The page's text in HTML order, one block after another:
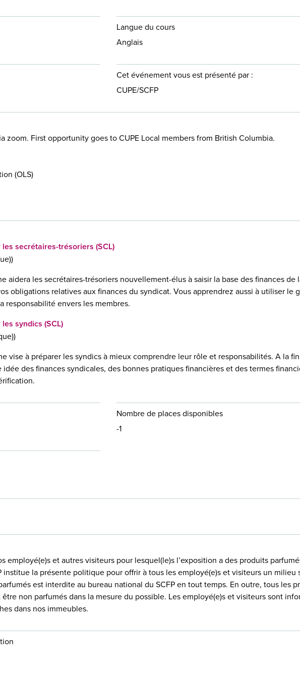
Langue du cours
Anglais
Cet événement vous est présenté par :
CUPE/SCFP
zoom. First opportunity goes to CUPE Local members from British Columbia.
(OLS)
secrétaires-trésoriers (SCL)
aidera les secrétaires-trésoriers nouvellement-élus à saisir la base des finances de
obligations relatives aux finances du syndicat. Vous apprendrez aussi à utiliser le
responsabilité envers les membres.
syndics (SCL)
vise à préparer les syndics à mieux comprendre leur rôle et responsabilités. A la
des finances syndicales, des bonnes pratiques financières et des termes
Nombre de places disponibles
-1
employé(e)s et autres visiteurs pour lesquel(le)s l’exposition a des produits
institue la présente politique pour offrir à tous les employé(e)s et visiteurs un milieu
est interdite au bureau national du SCFP en tout temps. En outre, tous les
non parfumés dans la mesure du possible. Les employé(e)s et visiteurs sont
dans nos immeubles.